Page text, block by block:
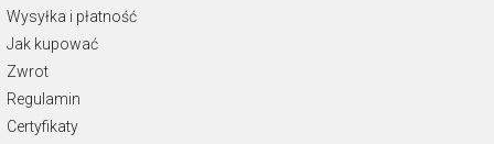
Wysyłka i płatność
Jak kupować
Zwrot
Regulamin
Certyfikaty